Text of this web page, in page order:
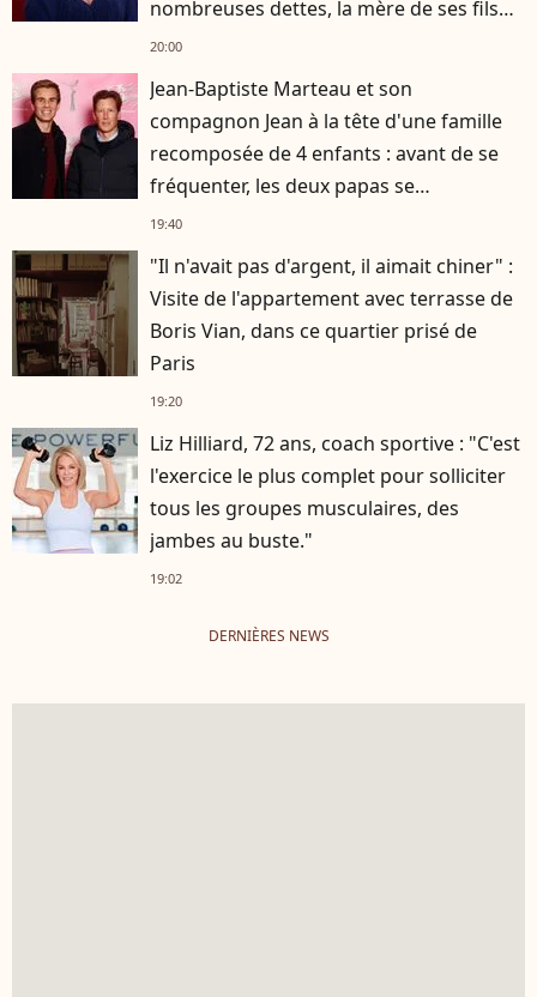
nombreuses dettes, la mère de ses fils
s'est occupée de tout
20:00
Jean-Baptiste Marteau et son
compagnon Jean à la tête d'une famille
recomposée de 4 enfants : avant de se
fréquenter, les deux papas se
connaissaient depuis des années
19:40
"Il n'avait pas d'argent, il aimait chiner" :
Visite de l'appartement avec terrasse de
Boris Vian, dans ce quartier prisé de
Paris
19:20
Liz Hilliard, 72 ans, coach sportive : "C'est
l'exercice le plus complet pour solliciter
tous les groupes musculaires, des
jambes au buste."
19:02
DERNIÈRES NEWS